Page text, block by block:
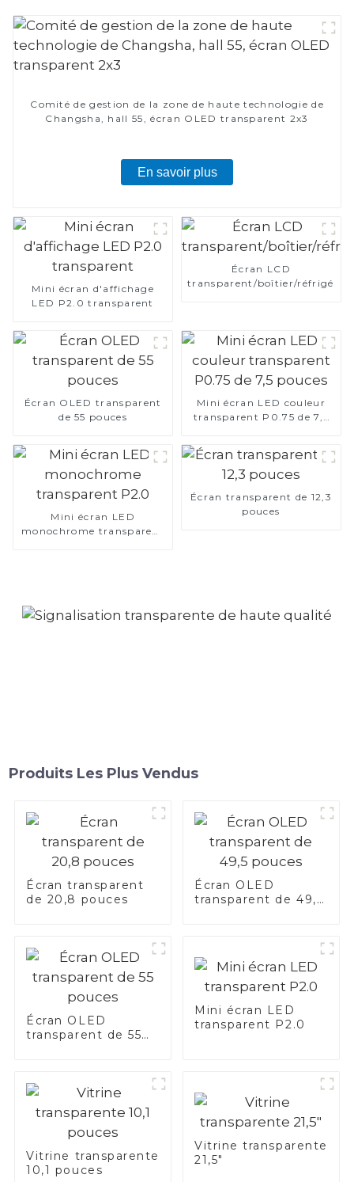
Comité de gestion de la zone de haute technologie de
Changsha, hall 55, écran OLED transparent 2x3
En savoir plus
Mini écran d'affichage
LED P2.0 transparent
Écran LCD
transparent/boîtier/
Écran OLED transparent
de 55 pouces
Mini écran LED couleur
transparent P0.75 de 7,5
Mini écran LED
monochrome transparent
Écran transparent de 12,3
pouces
Produits Les Plus Vendus
Écran transparent
de 20,8 pouces
Écran OLED
transparent de 49,5
Écran OLED
transparent de 55
Mini écran LED
transparent P2.0
Vitrine transparente
10,1 pouces
Vitrine transparente
21,5"